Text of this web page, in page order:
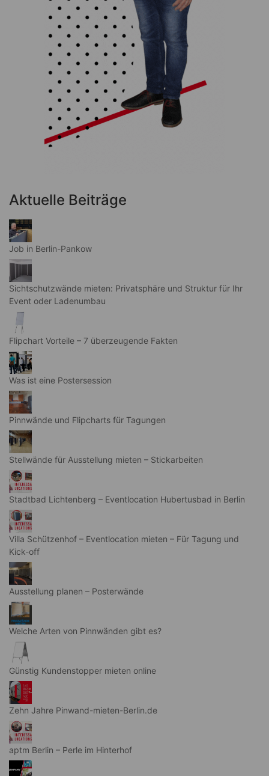
Aktuelle Beiträge
Job in Berlin-Pankow
Sichtschutzwände mieten: Privatsphäre und Struktur für Ihr
Event oder Ladenumbau
Flipchart Vorteile – 7 überzeugende Fakten
Was ist eine Postersession
Pinnwände und Flipcharts für Tagungen
Stellwände für Ausstellung mieten – Stickarbeiten
Stadtbad Lichtenberg – Eventlocation Hubertusbad in Berlin
Villa Schützenhof – Eventlocation mieten – Für Tagung und
Kick-off
Ausstellung planen – Posterwände
Welche Arten von Pinnwänden gibt es?
Günstig Kundenstopper mieten online
Zehn Jahre Pinwand-mieten-Berlin.de
aptm Berlin – Perle im Hinterhof